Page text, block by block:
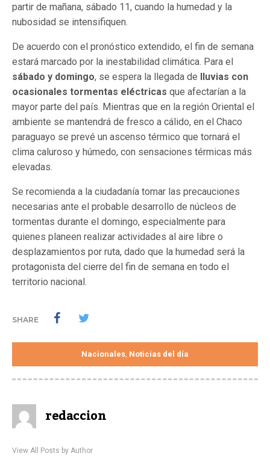
partir de mañana, sábado 11, cuando la humedad y la
nubosidad se intensifiquen.
De acuerdo con el pronóstico extendido, el fin de semana
estará marcado por la inestabilidad climática. Para el
sábado y domingo, se espera la llegada de lluvias con
ocasionales tormentas eléctricas que afectarían a la
mayor parte del país. Mientras que en la región Oriental el
ambiente se mantendrá de fresco a cálido, en el Chaco
paraguayo se prevé un ascenso térmico que tornará el
clima caluroso y húmedo, con sensaciones térmicas más
elevadas.
Se recomienda a la ciudadanía tomar las precauciones
necesarias ante el probable desarrollo de núcleos de
tormentas durante el domingo, especialmente para
quienes planeen realizar actividades al aire libre o
desplazamientos por ruta, dado que la humedad será la
protagonista del cierre del fin de semana en todo el
territorio nacional.
SHARE
Nacionales, Noticias del día
redaccion
View All Posts by Author